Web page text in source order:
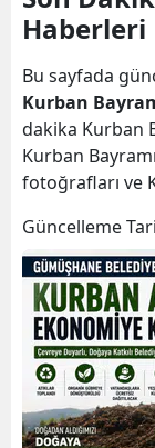
Haberleri
Bu sayfada
Kurban
dakika Kurban
Kurban
fotoğrafları ve
Güncelleme